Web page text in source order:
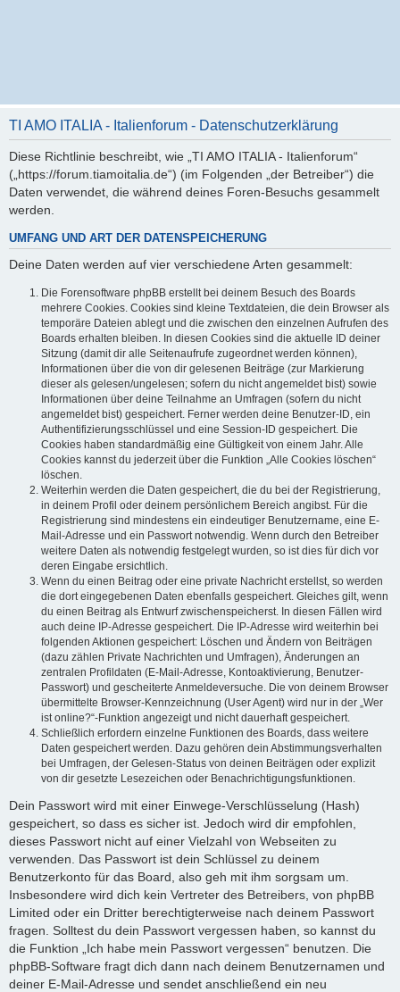
TI AMO ITALIA - Italienforum - Datenschutzerklärung
Diese Richtlinie beschreibt, wie „TI AMO ITALIA - Italienforum“
(„https://forum.tiamoitalia.de“) (im Folgenden „der Betreiber“) die
Daten verwendet, die während deines Foren-Besuchs gesammelt
werden.
UMFANG UND ART DER DATENSPEICHERUNG
Deine Daten werden auf vier verschiedene Arten gesammelt:
Die Forensoftware phpBB erstellt bei deinem Besuch des Boards
mehrere Cookies. Cookies sind kleine Textdateien, die dein Browser als
temporäre Dateien ablegt und die zwischen den einzelnen Aufrufen des
Boards erhalten bleiben. In diesen Cookies sind die aktuelle ID deiner
Sitzung (damit dir alle Seitenaufrufe zugeordnet werden können),
Informationen über die von dir gelesenen Beiträge (zur Markierung
dieser als gelesen/ungelesen; sofern du nicht angemeldet bist) sowie
Informationen über deine Teilnahme an Umfragen (sofern du nicht
angemeldet bist) gespeichert. Ferner werden deine Benutzer-ID, ein
Authentifizierungsschlüssel und eine Session-ID gespeichert. Die
Cookies haben standardmäßig eine Gültigkeit von einem Jahr. Alle
Cookies kannst du jederzeit über die Funktion „Alle Cookies löschen“
löschen.
Weiterhin werden die Daten gespeichert, die du bei der Registrierung,
in deinem Profil oder deinem persönlichem Bereich angibst. Für die
Registrierung sind mindestens ein eindeutiger Benutzername, eine E-
Mail-Adresse und ein Passwort notwendig. Wenn durch den Betreiber
weitere Daten als notwendig festgelegt wurden, so ist dies für dich vor
deren Eingabe ersichtlich.
Wenn du einen Beitrag oder eine private Nachricht erstellst, so werden
die dort eingegebenen Daten ebenfalls gespeichert. Gleiches gilt, wenn
du einen Beitrag als Entwurf zwischenspeicherst. In diesen Fällen wird
auch deine IP-Adresse gespeichert. Die IP-Adresse wird weiterhin bei
folgenden Aktionen gespeichert: Löschen und Ändern von Beiträgen
(dazu zählen Private Nachrichten und Umfragen), Änderungen an
zentralen Profildaten (E-Mail-Adresse, Kontoaktivierung, Benutzer-
Passwort) und gescheiterte Anmeldeversuche. Die von deinem Browser
übermittelte Browser-Kennzeichnung (User Agent) wird nur in der „Wer
ist online?“-Funktion angezeigt und nicht dauerhaft gespeichert.
Schließlich erfordern einzelne Funktionen des Boards, dass weitere
Daten gespeichert werden. Dazu gehören dein Abstimmungsverhalten
bei Umfragen, der Gelesen-Status von deinen Beiträgen oder explizit
von dir gesetzte Lesezeichen oder Benachrichtigungsfunktionen.
Dein Passwort wird mit einer Einwege-Verschlüsselung (Hash)
gespeichert, so dass es sicher ist. Jedoch wird dir empfohlen,
dieses Passwort nicht auf einer Vielzahl von Webseiten zu
verwenden. Das Passwort ist dein Schlüssel zu deinem
Benutzerkonto für das Board, also geh mit ihm sorgsam um.
Insbesondere wird dich kein Vertreter des Betreibers, von phpBB
Limited oder ein Dritter berechtigterweise nach deinem Passwort
fragen. Solltest du dein Passwort vergessen haben, so kannst du
die Funktion „Ich habe mein Passwort vergessen“ benutzen. Die
phpBB-Software fragt dich dann nach deinem Benutzernamen und
deiner E-Mail-Adresse und sendet anschließend ein neu